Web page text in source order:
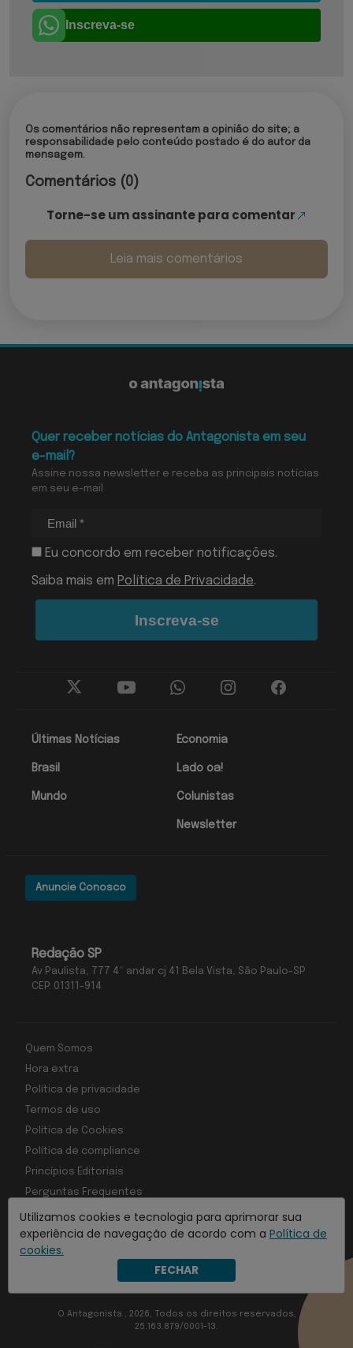
Inscreva-se
Os comentários não representam a opinião do site; a
responsabilidade pelo conteúdo postado é do autor da
mensagem.
Comentários (0)
Torne-se um assinante para comentar
Leia mais comentários
Utilizamos cookies e tecnologia para aprimorar sua
experiência de navegação de acordo com a Política de
cookies.
FECHAR
Redação SP
Av Paulista, 777 4º andar cj 41 Bela Vista, São Paulo-SP
CEP: 01311-914
Anuncie Conosco
Últimas Notícias
Brasil
Mundo
Economia
Lado oa!
Colunistas
Newsletter
Quer receber notícias do Antagonista em seu
e-mail?
Assine nossa newsletter e receba as principais notícias
em seu e-mail
Eu concordo em receber notificações.
Saiba mais em Política de Privacidade.
Inscreva-se
Com inteligência e tecnologia:
Object1ve - Marketing Solution
Quem Somos
Hora extra
Política de privacidade
Termos de uso
Política de Cookies
Política de compliance
Princípios Editoriais
Perguntas Frequentes
O Antagonista , 2026, Todos os direitos reservados,
25.163.879/0001-13.